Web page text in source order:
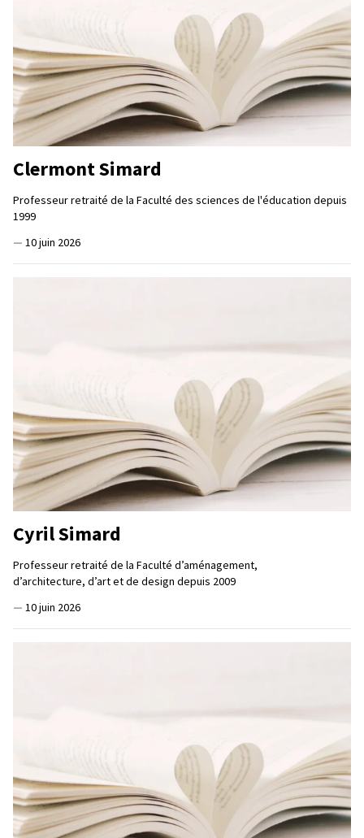
Clermont Simard
Professeur retraité de la Faculté des sciences de l'éducation depuis
1999
— 10 juin 2026
Cyril Simard
Professeur retraité de la Faculté d’aménagement,
d’architecture, d’art et de design depuis 2009
— 10 juin 2026